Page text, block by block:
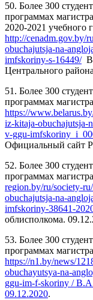
50. Более 300
программах
2020-2021 учебного
http://cenadm.gov.by/
obuchajutsja-na-
imfskoriny-s-16449/
Центрального
51. Более 300
программах
https://
iz-kitaja-obuchajutsja-
v-ggu-
Официальный сайт
52. Более 300
программах
region.by/ru/society-
obuchajutsja-na-
imfskoriny-38641-
облисполкома.
53. Более 300
программах
https://n1.by/news/
obuchayutsya-na-
ggu-im-f-skoriny /
09.12.2020.